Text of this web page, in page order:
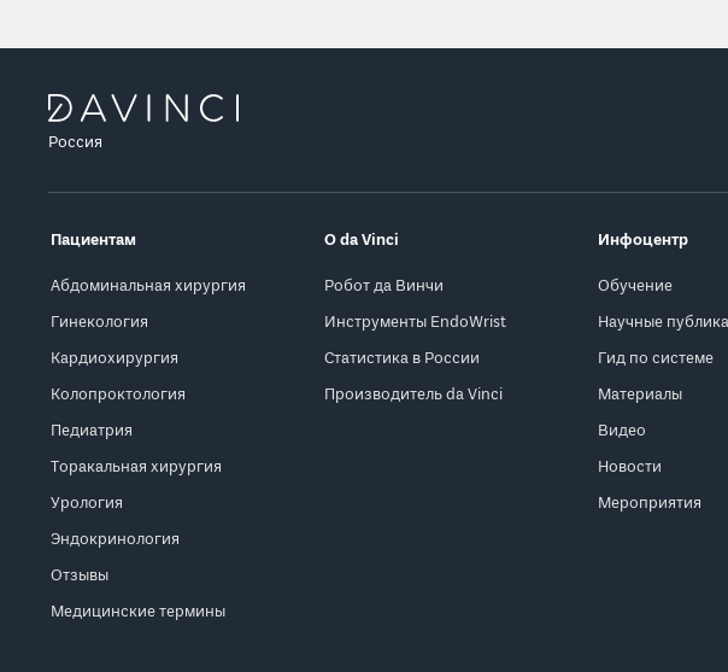
Россия
Пациентам
Абдоминальная хирургия
Гинекология
Кардиохирургия
Колопроктология
Педиатрия
Торакальная хирургия
Урология
Эндокринология
Отзывы
Медицинские термины
О da Vinci
Робот да Винчи
Инструменты EndoWrist
Статистика в России
Производитель da Vinci
Инфоцентр
Обучение
Научные
Гид по системе
Материалы
Видео
Новости
Мероприятия